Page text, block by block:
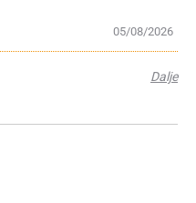
05/08/2026
Dalje